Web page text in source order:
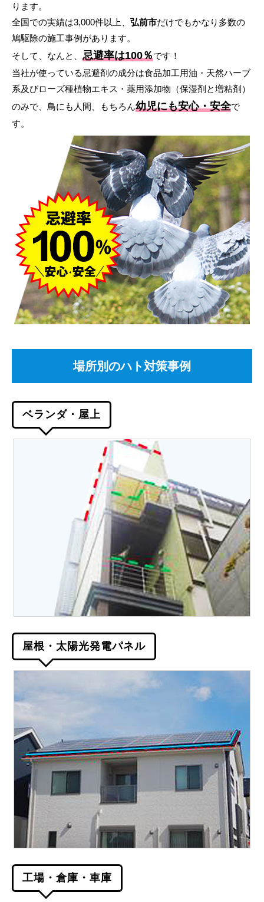
ります。
全国での実績は3,000件以上、 弘前市だけでもかなり多数の
鳩駆除の施工事例があります。
そして、なんと、 忌避率は100％です！
当社が使っている忌避剤の成分は食品加工用油・天然ハーブ
系及びローズ種植物エキス・薬用添加物（保湿剤と増粘剤）
のみで、鳥にも人間、もちろん幼児にも安心・安全で
す。
場所別のハト対策事例
ベランダ・屋上
屋根・太陽光発電パネル
工場・倉庫・車庫